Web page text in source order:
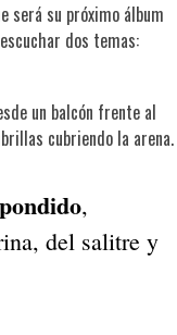
será su próximo álbum
dos temas:
un balcón frente al
cubriendo la arena.
,
del salitre y